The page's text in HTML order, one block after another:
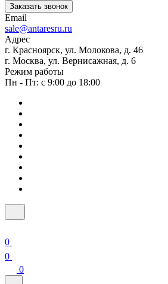
Заказать звонок
Email
sale@antaresru.ru
Адрес
г. Красноярск, ул. Молокова, д. 46
г. Москва, ул. Вернисажная, д. 6
Режим работы
Пн - Пт: с 9:00 до 18:00
0
0
0